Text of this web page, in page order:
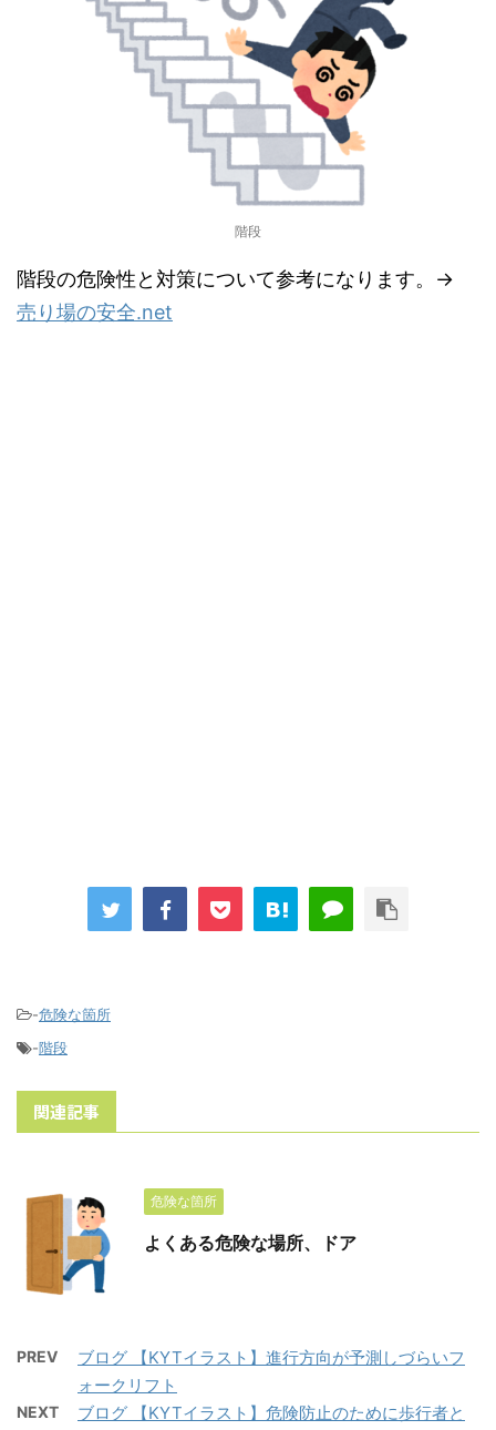
階段
階段の危険性と対策について参考になります。→
売り場の安全.net
-危険な箇所
-階段
関連記事
危険な箇所
よくある危険な場所、ドア
PREV
ブログ 【KYTイラスト】進行方向が予測しづらいフ
ォークリフト
NEXT ブログ 【KYTイラスト】危険防止のために歩行者と